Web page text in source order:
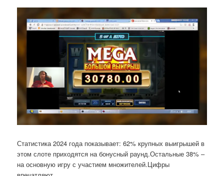
Статистика 2024 года показывает: 62% крупных выигрышей в
этом слоте приходятся на бонусный раунд.Остальные 38% –
на основную игру с участием множителей.Цифры